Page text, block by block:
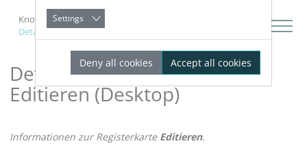
Knowledge Base AutoCAD
Details zur Registerkarte Editieren (Desktop)
Details zur Registerkarte
Editieren (Desktop)
Informationen zur Registerkarte Editieren.
Settings
Deny all cookies Accept all cookies